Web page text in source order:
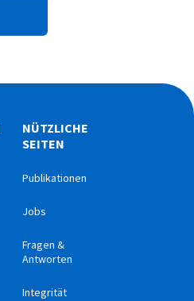
NÜTZLICHE
SEITEN
Publikationen
Jobs
Fragen &
Antworten
Integrität